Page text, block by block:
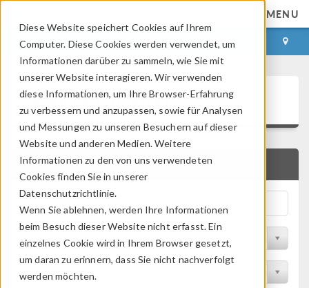
Diese Website speichert Cookies auf Ihrem
Computer. Diese Cookies werden verwendet, um
Informationen darüber zu sammeln, wie Sie mit
unserer Website interagieren. Wir verwenden
diese Informationen, um Ihre Browser-Erfahrung
zu verbessern und anzupassen, sowie für Analysen
und Messungen zu unseren Besuchern auf dieser
Website und anderen Medien. Weitere
Informationen zu den von uns verwendeten
Cookies finden Sie in unserer
Datenschutzrichtlinie.
Wenn Sie ablehnen, werden Ihre Informationen
beim Besuch dieser Website nicht erfasst. Ein
einzelnes Cookie wird in Ihrem Browser gesetzt,
um daran zu erinnern, dass Sie nicht nachverfolgt
werden möchten.
MENU
ANMELDEN KONTAKT
Application Gallery
SCHNELLSUCHE
Nach Themenbereich filtern
Nach Produkt filtern